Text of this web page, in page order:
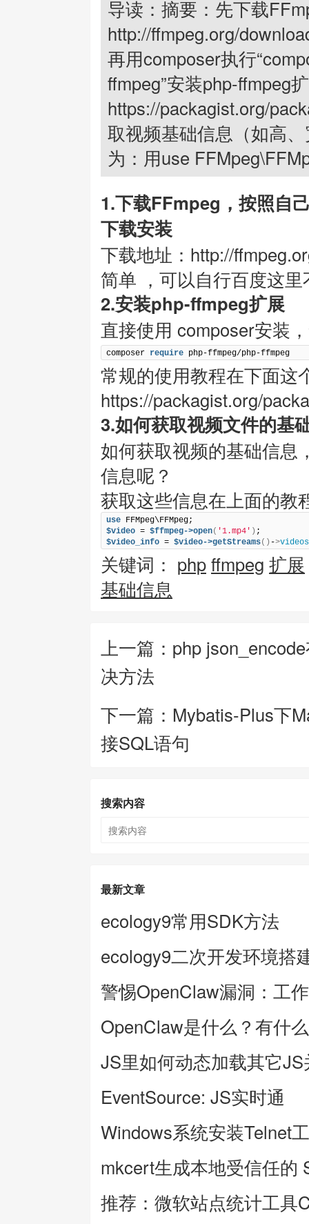
导读：摘要：先下载
http://ffmpeg.org/
再用composer执行
ffmpeg”安装php-ffmpeg
https://packagist.org/
取视频基础信息（如高
为：用use
1.下载FFmpeg，按照自
下载安装
下载地址：http://
简单 ，可以自行百度这
2.安装php-ffmpeg扩展
直接使用 composer安装
composer require php-ffmpeg/php-ffmpeg
常规的使用教程在下面这
https://packagist.org/
3.如何获取视频文件的基
如何获取视频的基础信息
信息呢？
获取这些信息在上面的教
use
$video = $ffmpeg->open( '1.mp4' )
$video_info = $video->getStreams() ->videos
关键词： phpffmpeg 扩展
基础信息
上一篇：php
决方法
下一篇：Mybatis-Plus下
接SQL语句
搜索内容
最新文章
ecology9常用SDK方法
ecology9二次开发环境搭
警惕OpenClaw漏洞：工
OpenClaw是什么？有什
JS里如何动态加载其它
EventSource: JS实时通
Windows系统安装Telnet工
mkcert生成本地受信任的
推荐：微软站点统计工具